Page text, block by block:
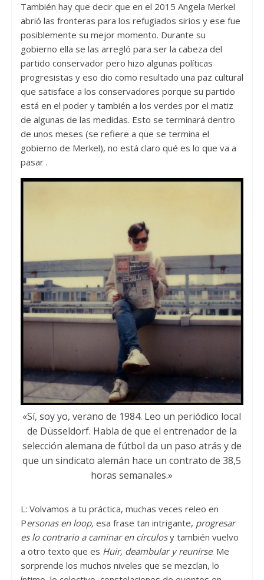
También hay que decir que en el 2015 Angela Merkel
abrió las fronteras para los refugiados sirios y ese fue
posiblemente su mejor momento. Durante su
gobierno ella se las arregló para ser la cabeza del
partido conservador pero hizo algunas políticas
progresistas y eso dio como resultado una paz cultural
que satisface a los conservadores porque su partido
está en el poder y también a los verdes por el matiz
de algunas de las medidas. Esto se terminará dentro
de unos meses (se refiere a que se termina el
gobierno de Merkel), no está claro qué es lo que va a
pasar .
«Sí, soy yo, verano de 1984. Leo un periódico local
de Düsseldorf. Habla de que el entrenador de la
selección alemana de fútbol da un paso atrás y de
que un sindicato alemán hace un contrato de 38,5
horas semanales.»
L: Volvamos a tu práctica, muchas veces releo en
Personas en loop, esa frase tan intrigante, progresar
es lo contrario a caminar en círculosy también vuelvo
a otro texto que es Huir, deambular y reunirse. Me
sorprende los muchos niveles que se mezclan, lo